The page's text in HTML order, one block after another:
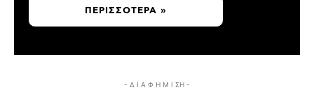
ΠΕΡΙΣΣΌΤΕΡΑ »
- Δ Ι Α Φ Η Μ Ι ΣΗ -